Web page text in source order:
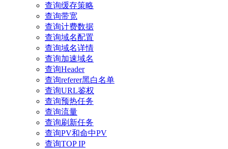
查询缓存策略
查询带宽
查询计费数据
查询域名配置
查询域名详情
查询加速域名
查询Header
查询referer黑白名单
查询URL鉴权
查询预热任务
查询流量
查询刷新任务
查询PV和命中PV
查询TOP IP